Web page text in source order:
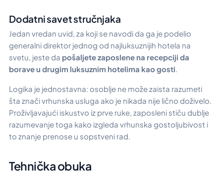
Dodatni savet stručnjaka
Jedan vredan uvid, za koji se navodi da ga je podelio
generalni direktor jednog od najluksuznijih hotela na
svetu, jeste da pošaljete zaposlene na recepciji da
borave u drugim luksuznim hotelima kao gosti
Logika je jednostavna: osoblje ne može zaista razumeti
šta znači vrhunska usluga ako je nikada nije lično doživelo.
Proživljavajući iskustvo iz prve ruke, zaposleni stiču dublje
razumevanje toga kako izgleda vrhunska gostoljubivost i
to znanje prenose u sopstveni rad.
Tehnička obuka